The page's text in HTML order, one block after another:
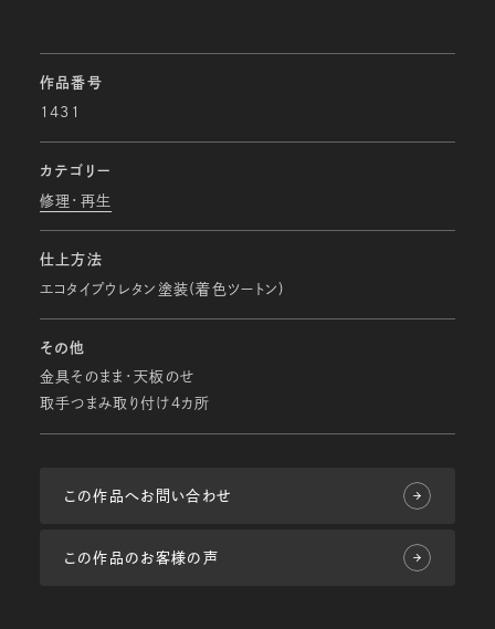
作品番号
1431
カテゴリー
修理・再生
仕上方法
エコタイプウレタン塗装(着色ツートン)
その他
金具そのまま・天板のせ
取手つまみ取り付け4カ所
この作品へお問い合わせ
この作品のお客様の声